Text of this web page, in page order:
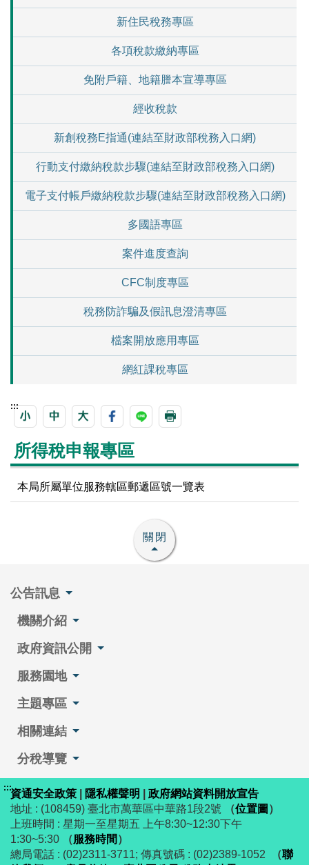
新住民稅務專區
各項稅款繳納專區
免附戶籍、地籍謄本宣導專區
經收稅款
新創稅務E指通(連結至財政部稅務入口網)
行動支付繳納稅款步驟(連結至財政部稅務入口網)
電子支付帳戶繳納稅款步驟(連結至財政部稅務入口網)
多國語專區
案件進度查詢
CFC制度專區
稅務防詐騙及假訊息澄清專區
檔案開放應用專區
網紅課稅專區
:::
所得稅申報專區
本局所屬單位服務轄區郵遞區號一覽表
關閉
公告訊息
機關介紹
政府資訊公開
服務園地
主題專區
相關連結
分稅導覽
:::資通安全政策 隱私權聲明
政府網站資料開放宣告
地址 : (108459) 臺北市萬華區中華路1段2號
（位置圖 ）
上班時間 : 星期一至星期五 上午8:30~12:30下午
1:30~5:30
（服務時間 ）
總局電話 : (02)2311-3711; 傳真號碼 : (02)2389-1052
（聯